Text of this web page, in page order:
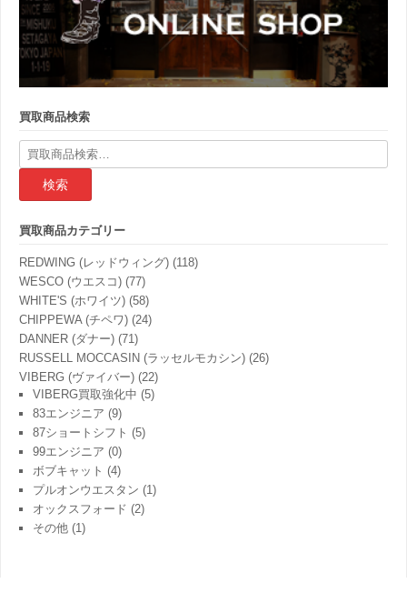
買取商品検索
検
索
果:
買取商品カテゴリー
REDWING (レッドウィング) (118)
WESCO (ウエスコ) (77)
WHITE'S (ホワイツ) (58)
CHIPPEWA (チペワ) (24)
DANNER (ダナー) (71)
RUSSELL MOCCASIN (ラッセルモカシン) (26)
VIBERG (ヴァイバー) (22)
VIBERG買取強化中 (5)
83エンジニア (9)
87ショートシフト (5)
99エンジニア (0)
ボブキャット (4)
プルオンウエスタン (1)
オックスフォード (2)
その他 (1)